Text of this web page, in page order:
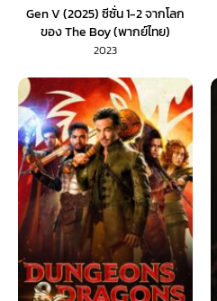
Gen V (2025) ซีซั่น 1-2 จากโลก
ของ The Boy (พากย์ไทย)
2023